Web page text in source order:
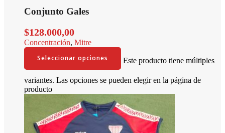
Conjunto Gales
$128.000,00
Concentración, Mitre
Seleccionar opciones
Este producto tiene múltiples
variantes. Las opciones se pueden elegir en la página de
producto